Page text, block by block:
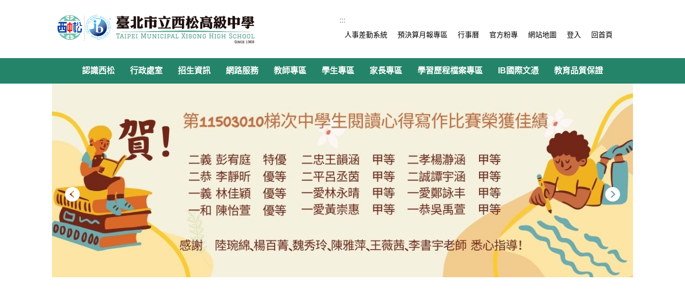
容
:::
人事差勤系統
預決算月報專區 行事曆 官方粉專 網站地圖 登入 回首頁
認識西松 行政處室 招生資訊 網路服務 教師專區 學生專區 家長專區 學習歷程檔案專區 IB國際文憑 教育品質保證